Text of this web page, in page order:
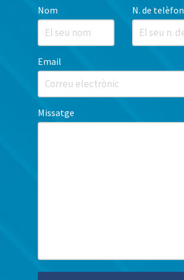
Nom N. de telèfon
Email
Missatge